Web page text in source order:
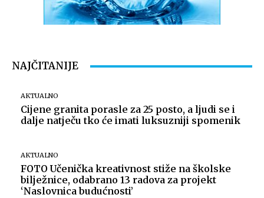
NAJČITANIJE
AKTUALNO
Cijene granita porasle za 25 posto, a ljudi se i
dalje natječu tko će imati luksuzniji spomenik
AKTUALNO
FOTO Učenička kreativnost stiže na školske
bilježnice, odabrano 13 radova za projekt
‘Naslovnica budućnosti’